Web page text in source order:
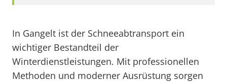
In Gangelt ist der Schneeabtransport ein
wichtiger Bestandteil der
Winterdienstleistungen. Mit professionellen
Methoden und moderner Ausrüstung sorgen